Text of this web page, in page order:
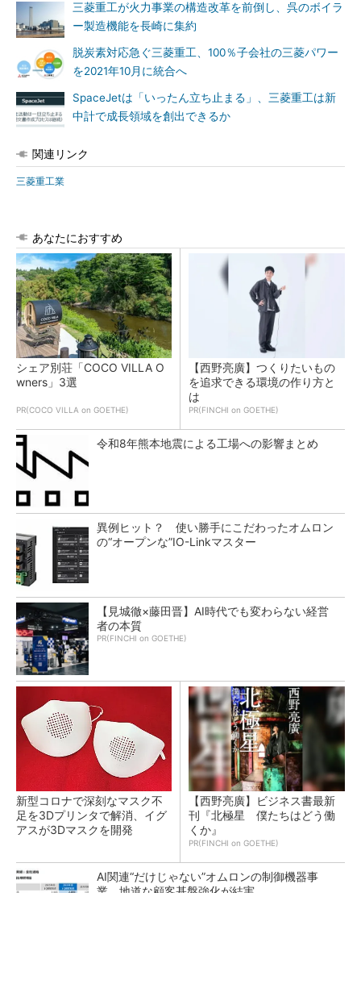
三菱重工が火力事業の構造改革を前倒し、呉のボイラ
ー製造機能を長崎に集約
脱炭素対応急ぐ三菱重工、100％子会社の三菱パワー
を2021年10月に統合へ
SpaceJetは「いったん立ち止まる」、三菱重工は新
中計で成長領域を創出できるか
関連リンク
三菱重工業
あなたにおすすめ
シェア別荘「COCO VILLA O
wners」3選
PR(COCO VILLA on GOETHE)
【西野亮廣】つくりたいもの
を追求できる環境の作り方と
は
PR(FINCHI on GOETHE)
令和8年熊本地震による工場への影響まとめ
異例ヒット？ 使い勝手にこだわったオムロン
の“オープンな”IO-Linkマスター
【見城徹×藤田晋】AI時代でも変わらない経営
者の本質
PR(FINCHI on GOETHE)
新型コロナで深刻なマスク不
足を3Dプリンタで解消、イグ
アスが3Dマスクを開発
【西野亮廣】ビジネス書最新
刊『北極星 僕たちはどう働
くか』
PR(FINCHI on GOETHE)
AI関連“だけじゃない”オムロンの制御機器事
業、地道な顧客基盤強化が結実